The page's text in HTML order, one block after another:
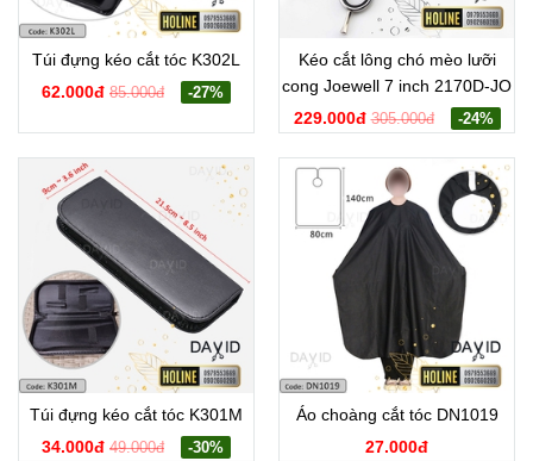
Túi đựng kéo cắt tóc K302L
62.000đ 85.000đ -27%
Kéo cắt lông chó mèo lưỡi
cong Joewell 7 inch 2170D-JO
229.000đ 305.000đ -24%
Túi đựng kéo cắt tóc K301M
34.000đ 49.000đ -30%
Áo choàng cắt tóc DN1019
27.000đ